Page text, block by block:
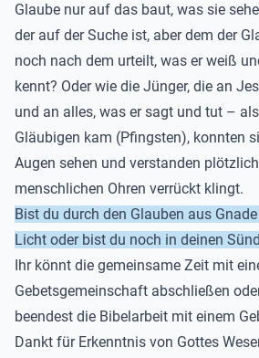
Glaube nur auf das baut, was sie
der auf der Suche ist, aberdem der
noch nach dem urteilt, was er weiß
kennt? Oder wie die Jünger, die an
und an alles, was er sagt und tut –
Gläubigen kam (Pfingsten), konnten
Augen sehen und verstanden
menschlichen Ohren verrückt klingt.
Bist du durch den Glauben aus
Licht oder bist du noch in deinen
Ihr könnt die gemeinsame Zeit mit
Gebetsgemeinschaft abschließen
beendest die Bibelarbeit mit einem
Dankt für Erkenntnis von Gottes